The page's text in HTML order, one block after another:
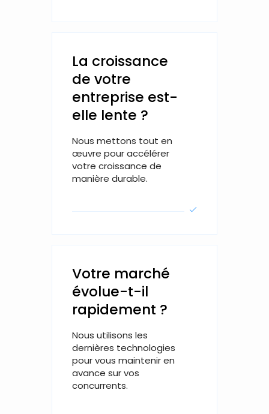
La croissance
de votre
entreprise est-
elle lente ?
Nous mettons tout en
œuvre pour accélérer
votre croissance de
manière durable.
Votre marché
évolue-t-il
rapidement ?
Nous utilisons les
dernières technologies
pour vous maintenir en
avance sur vos
concurrents.